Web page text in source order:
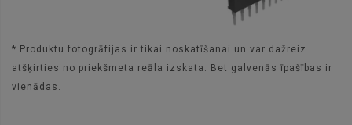
* Produktu fotogrāfijas ir tikai noskatīšanai un var dažreiz
atšķirties no priekšmeta reāla izskata. Bet galvenās īpašības ir
vienādas.